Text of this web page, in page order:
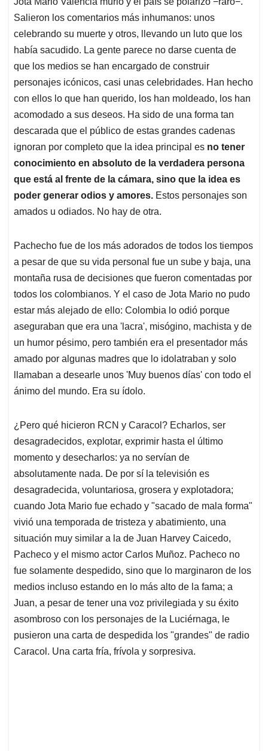
s
A
p
p
b
o
o
k
e
d
I
n
l
a
d
s
Salieron los comentarios más inhumanos: unos
celebrando su muerte y otros, llevando un luto que los
había sacudido. La gente parece no darse cuenta de
que los medios se han encargado de construir
personajes icónicos, casi unas celebridades. Han hecho
con ellos lo que han querido, los han moldeado, los han
acomodado a sus deseos. Ha sido de una forma tan
descarada que el público de estas grandes cadenas
ignoran por completo que la idea principal es no tener
conocimiento en absoluto de la verdadera persona
que está al frente de la cámara, sino que la idea es
poder generar odios y amores. Estos personajes son
amados u odiados. No hay de otra.
Pachecho fue de los más adorados de todos los tiempos
a pesar de que su vida personal fue un sube y baja, una
montaña rusa de decisiones que fueron comentadas por
todos los colombianos. Y el caso de Jota Mario no pudo
estar más alejado de ello: Colombia lo odió porque
aseguraban que era una 'lacra', misógino, machista y de
un humor pésimo, pero también era el presentador más
amado por algunas madres que lo idolatraban y solo
llamaban a desearle unos 'Muy buenos días' con todo el
ánimo del mundo. Era su ídolo.
¿Pero qué hicieron RCN y Caracol? Echarlos, ser
desagradecidos, explotar, exprimir hasta el último
momento y desecharlos: ya no servían de
absolutamente nada. De por sí la televisión es
desagradecida, voluntariosa, grosera y explotadora;
cuando Jota Mario fue echado y "sacado de mala forma"
vivió una temporada de tristeza y abatimiento, una
situación muy similar a la de Juan Harvey Caicedo,
Pacheco y el mismo actor Carlos Muñoz. Pacheco no
fue solamente despedido, sino que lo marginaron de los
medios incluso estando en lo más alto de la fama; a
Juan, a pesar de tener una voz privilegiada y su éxito
asombroso con los personajes de la Luciérnaga, le
pusieron una carta de despedida los "grandes" de radio
Caracol. Una carta fría, frívola y sorpresiva.